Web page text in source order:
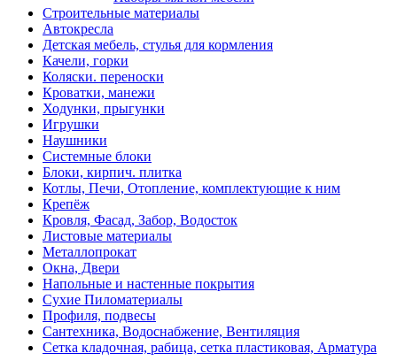
Строительные материалы
Автокресла
Детская мебель, стулья для кормления
Качели, горки
Коляски. переноски
Кроватки, манежи
Ходунки, прыгунки
Игрушки
Наушники
Системные блоки
Блоки, кирпич. плитка
Котлы, Печи, Отопление, комплектующие к ним
Крепёж
Кровля, Фасад, Забор, Водосток
Листовые материалы
Металлопрокат
Окна, Двери
Напольные и настенные покрытия
Сухие Пиломатериалы
Профиля, подвесы
Сантехника, Водоснабжение, Вентиляция
Сетка кладочная, рабица, сетка пластиковая, Арматура